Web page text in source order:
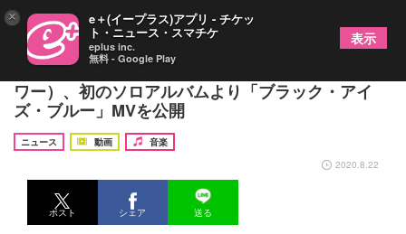
コリィ・テイラー（スリップノット/ストーン・サ
ワー）、初のソロアルバムより「ブラック・アイ
ズ・ブルー」MVを公開
ニュース 動画
音楽
2020.8.22
ポスト シェア 送る
× e＋(イープラス)アプリ - チケッ
ト・ニュース・スマチケ
eplus inc.
無料 - Google Play
表示